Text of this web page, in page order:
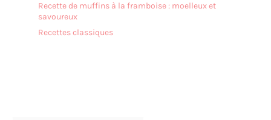
Recette de muffins à la framboise : moelleux et
savoureux
Recettes classiques